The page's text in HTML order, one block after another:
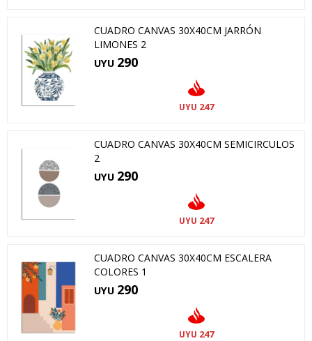
CUADRO CANVAS 30X40CM JARRÓN
LIMONES 2
UYU 290
UYU 247
CUADRO CANVAS 30X40CM SEMICIRCULOS
2
UYU 290
UYU 247
CUADRO CANVAS 30X40CM ESCALERA
COLORES 1
UYU 290
UYU 247